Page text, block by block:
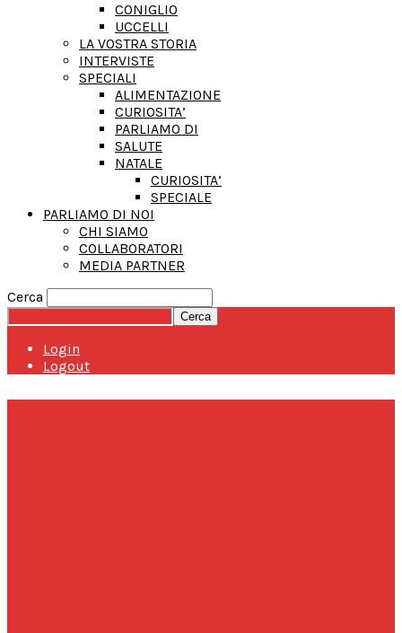
CONIGLIO
UCCELLI
LA VOSTRA STORIA
INTERVISTE
SPECIALI
ALIMENTAZIONE
CURIOSITA’
PARLIAMO DI
SALUTE
NATALE
CURIOSITA’
SPECIALE
PARLIAMO DI NOI
CHI SIAMO
COLLABORATORI
MEDIA PARTNER
Cerca
Login
Logout